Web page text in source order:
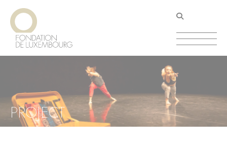
Aller
contenu
principal
PROJECT
Panneau de gestion des cookies